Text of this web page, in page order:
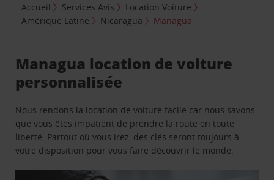
Accueil Services Avis
Location Voiture
Amérique Latine
Nicaragua Managua
Managua location de voiture
personnalisée
Nous rendons la location de voiture facile car nous savons
que vous êtes impatient de prendre la route en toute
liberté. Partout où vous irez, des clés seront toujours à
votre disposition pour vous faire découvrir le monde.